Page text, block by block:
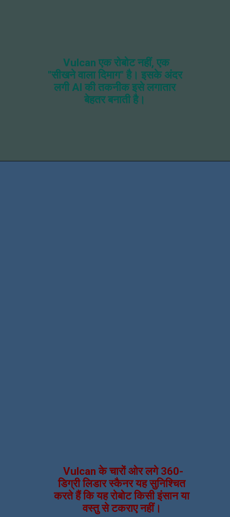
Vulcan एक रोबोट नहीं, एक
"सीखने वाला दिमाग" है। इसके अंदर
लगी AI की तकनीक इसे लगातार
बेहतर बनाती है।
Vulcan के चारों ओर लगे 360-
डिग्री लिडार स्कैनर यह सुनिश्चित
करते हैं कि यह रोबोट किसी इंसान या
वस्तु से टकराए नहीं।